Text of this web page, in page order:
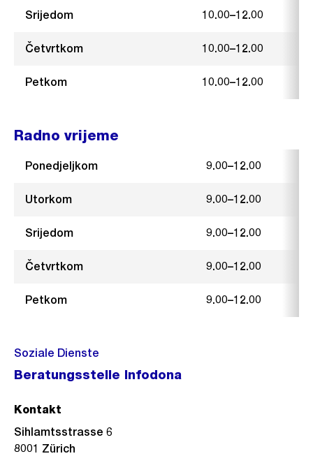
Srijedom 10.00–12.00
Četvrtkom 10.00–12.00
Petkom 10.00–12.00
Radno vrijeme
Ponedjeljkom 9.00–12.00
Utorkom 9.00–12.00
Srijedom 9.00–12.00
Četvrtkom 9.00–12.00
Petkom 9.00–12.00
Soziale Dienste
Beratungsstelle Infodona
Kontakt
Sihlamtsstrasse 6
8001 Zürich